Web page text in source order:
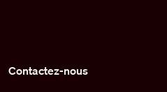
Contactez-nous